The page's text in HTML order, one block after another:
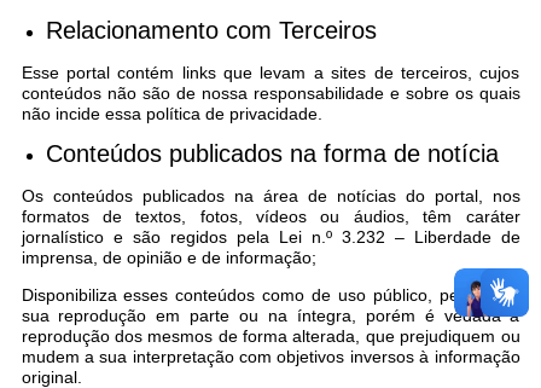
Relacionamento com Terceiros
Esse portal contém links que levam a sites de terceiros, cujos
conteúdos não são de nossa responsabilidade e sobre os quais
não incide essa política de privacidade.
Conteúdos publicados na forma de notícia
Os conteúdos publicados na área de notícias do portal, nos
formatos de textos, fotos, vídeos ou áudios, têm caráter
jornalístico e são regidos pela Lei n.º 3.232 – Liberdade de
imprensa, de opinião e de informação;
Disponibiliza esses conteúdos como de uso público, permitindo
sua reprodução em parte ou na íntegra, porém é vedada a
reprodução dos mesmos de forma alterada, que prejudiquem ou
mudem a sua interpretação com objetivos inversos à informação
original.